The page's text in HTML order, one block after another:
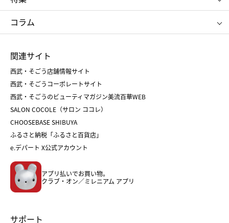
クリニーク
SK-Ⅱ
たねや
ねんりん家
タケオ キクチ
ママ＆キッズ
シュタイフ
お中元
ひな人形
五月人形
父の日
クリスマスケーキ
ホワイトデー
コラム
菓子折り
和菓子
人気のギフト
バレンタイン
ホワイトデー
おせち
フード
ホーム・キッチン＆アート
関連サイト
西武・そごう店舗情報サイト
西武・そごうコーポレートサイト
西武・そごうのビューティマガジン美流百華WEB
SALON COCOLE（サロン ココレ）
CHOOSEBASE SHIBUYA
ふるさと納税「ふるさと百貨店」
e.デパート X公式アカウント
アプリ払いでお買い物。
クラブ・オン／ミレニアム アプリ
サポート